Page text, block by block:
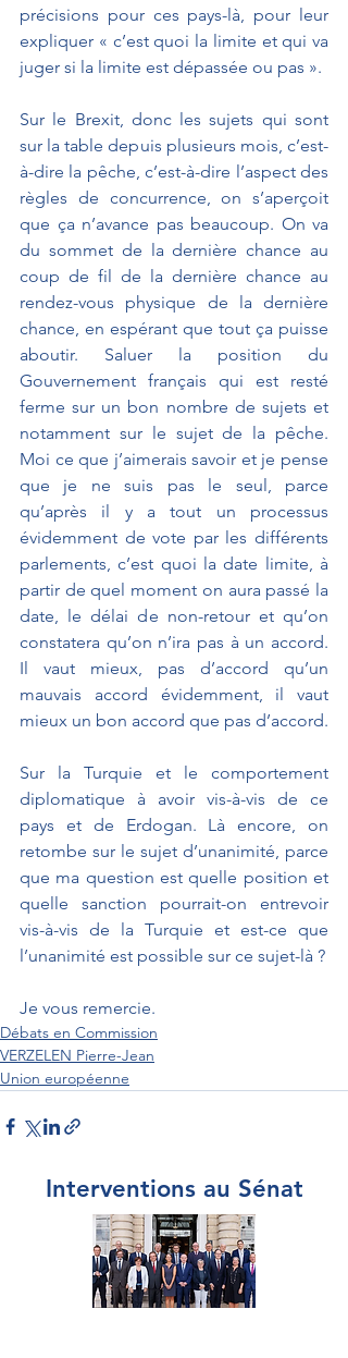
précisions pour ces pays-là, pour leur
expliquer « c’est quoi la limite et qui va
juger si la limite est dépassée ou pas ».
Sur le Brexit, donc les sujets qui sont
sur la table depuis plusieurs mois, c’est-
à-dire la pêche, c’est-à-dire l’aspect des
règles de concurrence, on s’aperçoit
que ça n’avance pas beaucoup. On va
du sommet de la dernière chance au
coup de fil de la dernière chance au
rendez-vous physique de la dernière
chance, en espérant que tout ça puisse
aboutir. Saluer la position du
Gouvernement français qui est resté
ferme sur un bon nombre de sujets et
notamment sur le sujet de la pêche.
Moi ce que j’aimerais savoir et je pense
que je ne suis pas le seul, parce
qu’après il y a tout un processus
évidemment de vote par les différents
parlements, c’est quoi la date limite, à
partir de quel moment on aura passé la
date, le délai de non-retour et qu’on
constatera qu’on n’ira pas à un accord.
Il vaut mieux, pas d’accord qu’un
mauvais accord évidemment, il vaut
mieux un bon accord que pas d’accord.
Sur la Turquie et le comportement
diplomatique à avoir vis-à-vis de ce
pays et de Erdogan. Là encore, on
retombe sur le sujet d’unanimité, parce
que ma question est quelle position et
quelle sanction pourrait-on entrevoir
vis-à-vis de la Turquie et est-ce que
l’unanimité est possible sur ce sujet-là ?
Je vous remercie.
Débats en Commission
VERZELEN Pierre-Jean
Union européenne
Interventions au Sénat